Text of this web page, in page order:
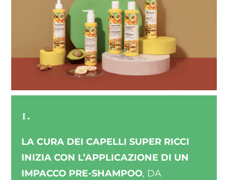
1.
LA CURA DEI CAPELLI SUPER RICCI
INIZIA CON L’APPLICAZIONE DI UN
IMPACCO PRE-SHAMPOO, DA